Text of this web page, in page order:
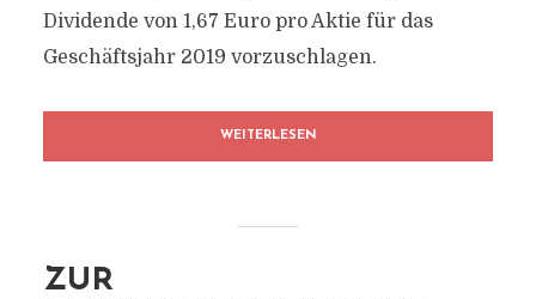
Dividende von 1,67 Euro pro Aktie für das
Geschäftsjahr 2019 vorzuschlagen.
WEITERLESEN
ZUR